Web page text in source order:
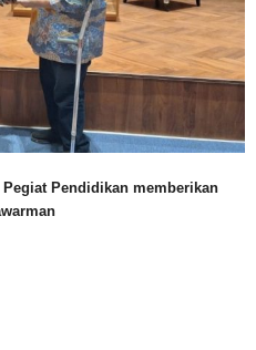
Pendidikan memberikan